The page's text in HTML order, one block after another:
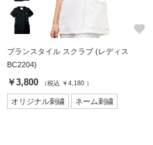
favorite
ブランスタイル スクラブ (レディス
BC2204)
￥3,800 （税込 ￥4,180 ）
オリジナル刺繍 ネーム刺繍